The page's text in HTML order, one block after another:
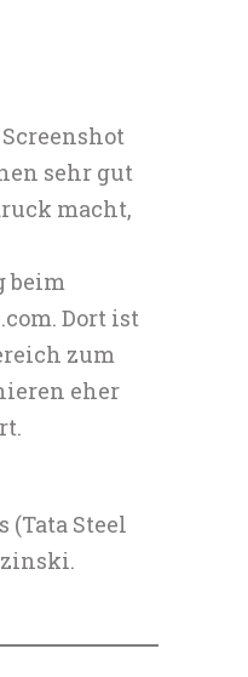
sehr gut
macht,
beim
Dort ist
zum
eher
(Tata Steel